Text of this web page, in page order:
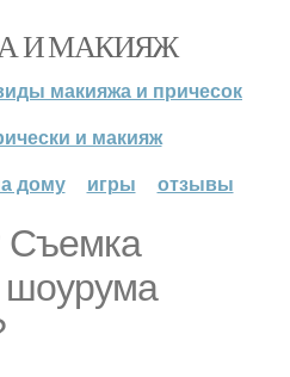
И МАКИЯЖ
макияжа и причесок
и макияж
дому
игры отзывы
Съемка
шоурума